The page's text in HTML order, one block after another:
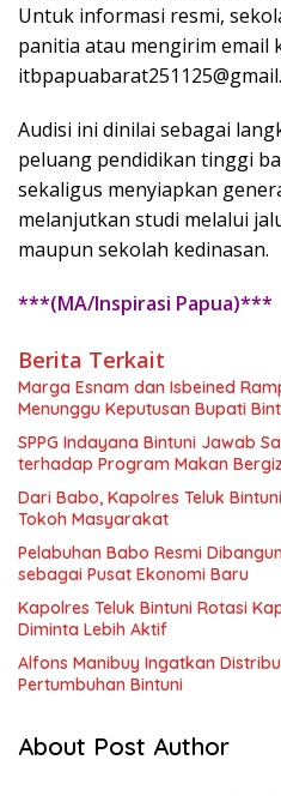
Untuk informasi resmi,
panitia atau mengirim email
Audisi ini dinilai sebagai
peluang pendidikan tinggi
sekaligus menyiapkan
melanjutkan studi melalui
maupun sekolah kedinasan.
***(MA/Inspirasi Papua)***
Berita Terkait
Marga Esnam dan Isbeined
Menunggu Keputusan Bupati
SPPG Indayana Bintuni Jawab
terhadap Program Makan
Dari Babo, Kapolres Teluk
Tokoh Masyarakat
Pelabuhan Babo Resmi
sebagai Pusat Ekonomi Baru
Kapolres Teluk Bintuni Rotasi
Diminta Lebih Aktif
Alfons Manibuy Ingatkan
Pertumbuhan Bintuni
About Post Author